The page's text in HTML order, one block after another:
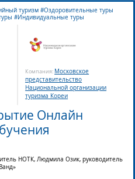
Компания: Московское
представительство
Национальной организации
туризма Кореи
туризм #Оздоровительные туры
#Индивидуальные туры
Онлайн
НОТК, Людмила Озик, руководитель